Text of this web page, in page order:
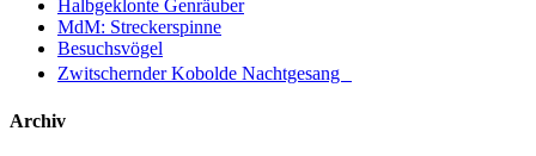
Halbgeklonte Genräuber
MdM: Streckerspinne
Besuchsvögel
Zwitschernder Kobolde Nachtgesang
Archiv